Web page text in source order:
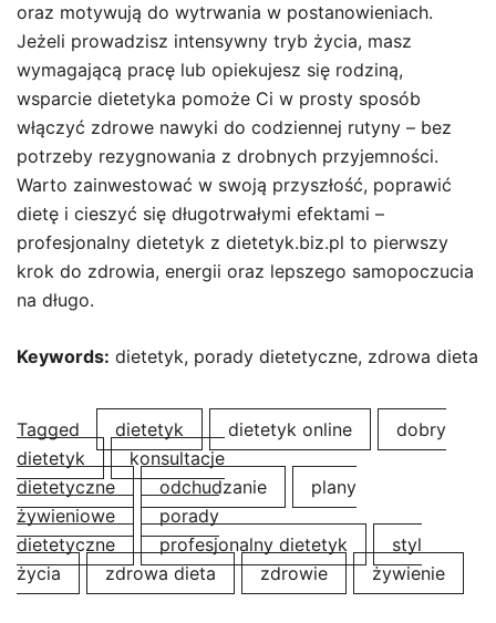
oraz motywują do wytrwania w postanowieniach.
Jeżeli prowadzisz intensywny tryb życia, masz
wymagającą pracę lub opiekujesz się rodziną,
wsparcie dietetyka pomoże Ci w prosty sposób
włączyć zdrowe nawyki do codziennej rutyny – bez
potrzeby rezygnowania z drobnych przyjemności.
Warto zainwestować w swoją przyszłość, poprawić
dietę i cieszyć się długotrwałymi efektami –
profesjonalny dietetyk z dietetyk.biz.pl to pierwszy
krok do zdrowia, energii oraz lepszego samopoczucia
na długo.
Keywords: dietetyk, porady dietetyczne, zdrowa dieta
Tagged dietetyk dietetyk online
dobry
dietetyk
konsultacje
dietetyczne
odchudzanie
plany
żywieniowe
porady
dietetyczne
profesjonalny dietetyk
styl
życia
zdrowa dieta zdrowie żywienie